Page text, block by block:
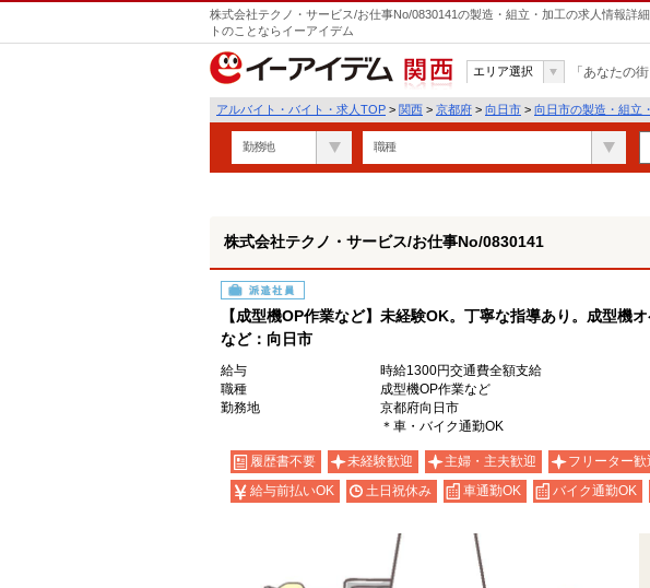
株式会社テクノ・サービス/お仕事No/0830141の製造・組立・加工の求人情報詳
トのことならイーアイデム
関西
エリア選択 「あなたの
アルバイト・バイト・求人TOP > 関西 > 京都府 > 向日市 > 向日市の製造・組立
勤務地 職種
株式会社テクノ・サービス/お仕事No/0830141
派遣社員
【成型機OP作業など】未経験OK。丁寧な指導あり。成型機
など：向日市
給与
時給1300円交通費全額支給
職種
成型機OP作業など
勤務地
京都府向日市
＊車・バイク通勤OK
履歴書不要 未経験歓迎 主婦・主夫歓迎 フリーター歓
給与前払いOK
土日祝休み 車通勤OK バイク通勤OK